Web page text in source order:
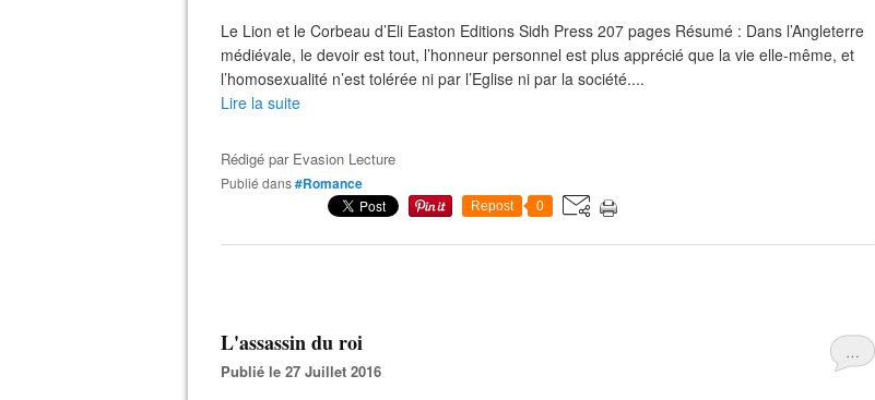
Le Lion et le Corbeau d’Eli Easton Editions Sidh Press 207 pages Résumé : Dans l’Angleterre
médiévale, le devoir est tout, l’honneur personnel est plus apprécié que la vie elle-même, et
l’homosexualité n’est tolérée ni par l’Eglise ni par la société....
Lire la suite
Rédigé par Evasion Lecture
Publié dans#Romance
Repost 0
…
L'assassin du roi
Publié le 27 Juillet 2016